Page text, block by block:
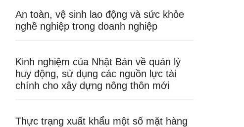
An toàn, vệ sinh lao động và sức khỏe
nghề nghiệp trong doanh nghiệp
Kinh nghiệm của Nhật Bản về quản lý
huy động, sử dụng các nguồn lực tài
chính cho xây dựng nông thôn mới
Thực trạng xuất khẩu một số mặt hàng